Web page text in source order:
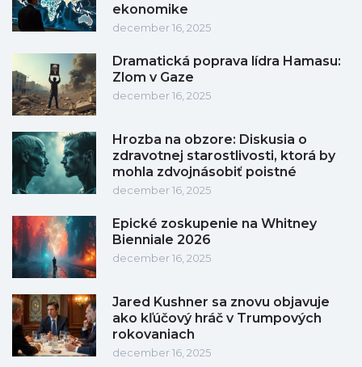
ekonomike
december 16, 2025
Dramatická poprava lídra Hamasu:
Zlom v Gaze
december 16, 2025
Hrozba na obzore: Diskusia o
zdravotnej starostlivosti, ktorá by
mohla zdvojnásobiť poistné
december 16, 2025
Epické zoskupenie na Whitney
Bienniale 2026
december 16, 2025
Jared Kushner sa znovu objavuje
ako kľúčový hráč v Trumpových
rokovaniach
december 16, 2025